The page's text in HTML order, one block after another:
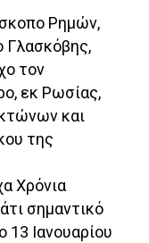
Ρημών,
Γλασκόβης,
τον
εκ Ρωσίας,
και
της
Χρόνια
σημαντικό
Ιανουαρίου